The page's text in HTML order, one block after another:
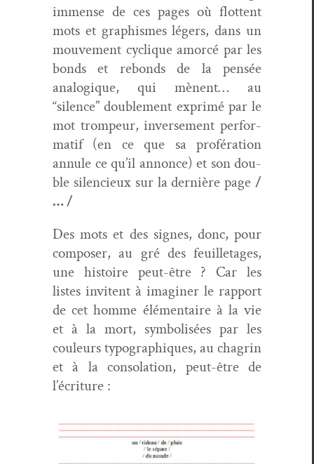
immense de ces pages où flot­tent
mots et graphismes légers, dans un
mou­ve­ment cyclique amor­cé par les
bonds et rebonds de la pen­sée
analogique, qui mènent… au
“silence” dou­ble­ment exprimé par le
mot trompeur, inverse­ment per­for­
matif (en ce que sa proféra­tion
annule ce qu’il annonce) et son dou­
ble silen­cieux sur la dernière page /
… /
Des mots et des signes, donc, pour
com­pos­er, au gré des feuil­letages,
une his­toire peut-être ? Car les
listes invi­tent à imag­in­er le rap­port
de cet homme élé­men­taire à la vie
et à la mort, sym­bol­isées par les
couleurs typographiques, au cha­grin
et à la con­so­la­tion, peut-être de
l’écriture :